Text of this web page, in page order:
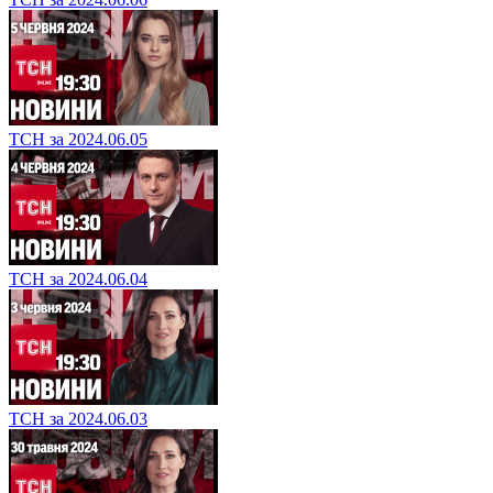
ТСН за 2024.06.05
ТСН за 2024.06.04
ТСН за 2024.06.03